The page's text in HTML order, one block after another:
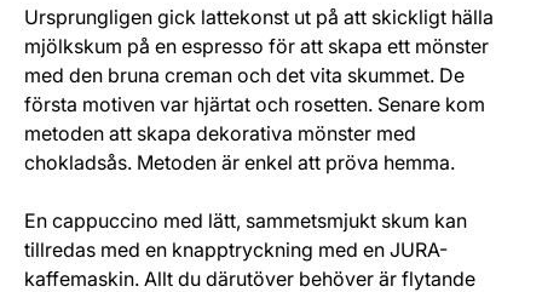
Ursprungligen gick lattekonst ut på att skickligt hälla
mjölkskum på en espresso för att skapa ett mönster
med den bruna creman och det vita skummet. De
första motiven var hjärtat och rosetten. Senare kom
metoden att skapa dekorativa mönster med
chokladsås. Metoden är enkel att pröva hemma.
En cappuccino med lätt, sammetsmjukt skum kan
tillredas med en knapptryckning med en JURA-
kaffemaskin. Allt du därutöver behöver är flytande